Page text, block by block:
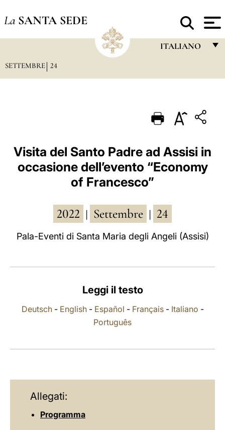
La SANTA SEDE
ITALIANO
PORTUGUÊS
ESPAÑOL
DEUTSCH
العربيّة
中文
LATINE
SETTEMBRE 24
Visita del Santo Padre ad Assisi in
occasione dell’evento “Economy
of Francesco”
2022 Settembre 24
Pala-Eventi di Santa Maria degli Angeli (Assisi)
Leggi il testo
Deutsch- English- Español - Français- Italiano -
Português
Allegati:
Programma